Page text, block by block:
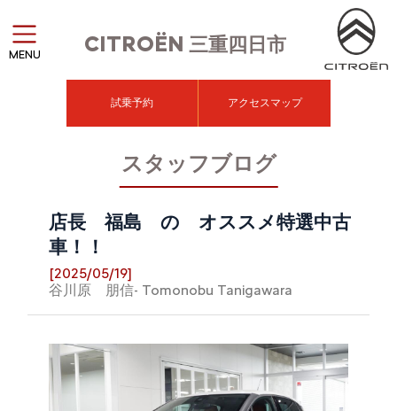
CITROËN 三重四日市
MENU
試乗予約 アクセスマップ
スタッフブログ
店長 福島 の オススメ特選中古
車！！
[2025/05/19]
谷川原 朋信- Tomonobu Tanigawara